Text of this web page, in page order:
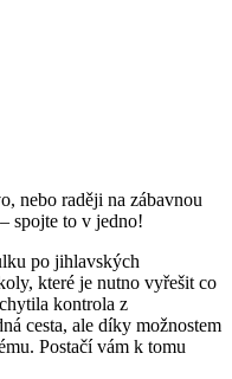
nebo raději na zábavnou
spojte to v jedno!
po jihlavských
které je nutno vyřešit co
kontrola z
cesta, ale díky možnostem
Postačí vám k tomu